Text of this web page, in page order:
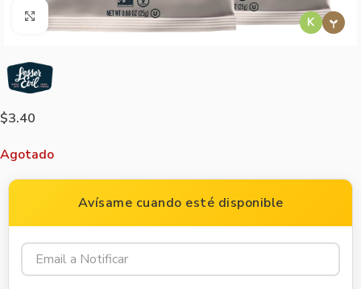
K
Agrandar imagen
$3.40
Agotado
Avísame cuando esté disponible